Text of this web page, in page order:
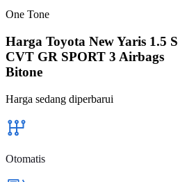
One Tone
Harga Toyota New Yaris 1.5 S
CVT GR SPORT 3 Airbags
Bitone
Harga sedang diperbarui
Otomatis